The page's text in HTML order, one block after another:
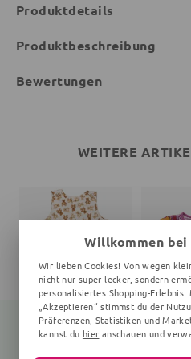
Produktdetails
Produktbeschreibung
Bewertungen
WEITERE
Willkommen bei
Wir lieben Cookies! Von wegen
nicht nur super lecker, sondern
personalisiertes Shopping-
„Akzeptieren“ stimmst du der
Präferenzen, Statistiken und
kannst du hier anschauen und